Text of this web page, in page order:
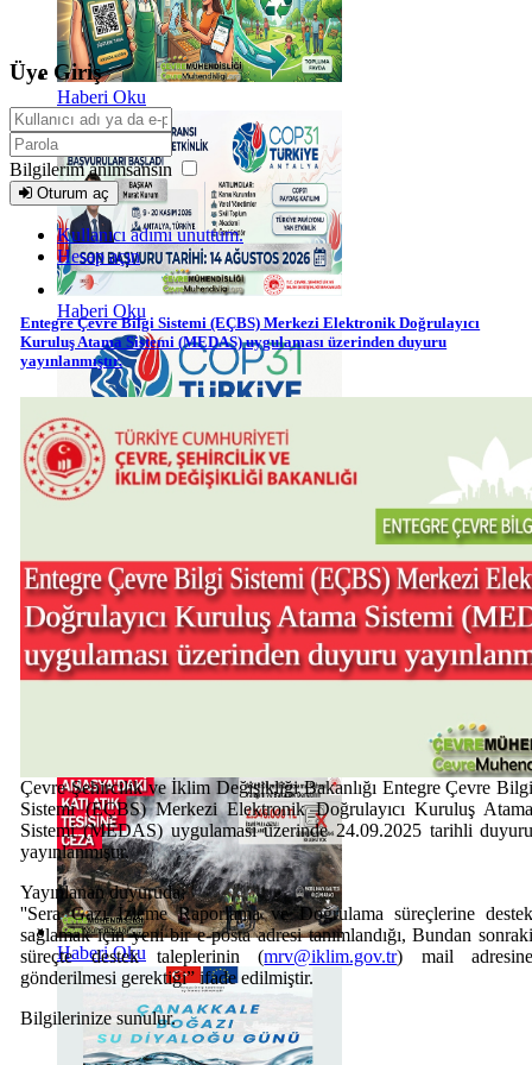
Haberi Oku
Haberi Oku
Haberi Oku
Üye Giriş
Bilgilerim anımsansın
Oturum aç
Kullanıcı adımı unuttum.
Hesap açın
Entegre Çevre Bilgi Sistemi (EÇBS) Merkezi Elektronik Doğrulayıcı
Kuruluş Atama Sistemi (MEDAS) uygulaması üzerinden duyuru
yayınlanmıştır.
Çevre Şehircilik ve İklim Değişikliği Bakanlığı Entegre Çevre
Sistemi (EÇBS) Merkezi Elektronik Doğrulayıcı Kuruluş
Sistemi (MEDAS) uygulaması üzerinde 24.09.2025 tarihli
yayınlanmıştır.
Yayınlanan duyuruda;
''Sera Gazı İzleme Raporlama ve Doğrulama süreçlerine
sağlamak için yeni bir e-posta adresi tanımlandığı, Bundan
süreçte destek taleplerinin (mrv@iklim.gov.tr) mail
gönderilmesi gerektiği” ifade edilmiştir.
Bilgilerinize sunulur.